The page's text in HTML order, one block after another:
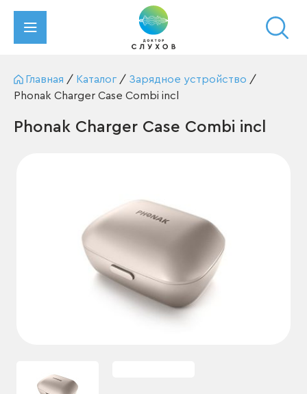
Главная / Каталог / Зарядное устройство /
Phonak Charger Case Combi incl
Phonak Charger Case Combi incl